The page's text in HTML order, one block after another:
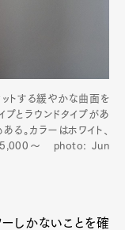
ットする緩やかな曲面を
プとラウンドタイプがあ
。カラーはホワイト、
～ photo: Jun
しかないことを確